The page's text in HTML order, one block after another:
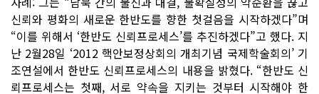
신뢰와 평화의 새로운 한반도를 향한 첫걸음을 시작하겠다”며
“이를 위해서 ‘한반도 신뢰프로세스’를 추진하겠다”고 했다. 지
난 2월28일 ‘2012 핵안보정상회의 개최기념 국제학술회의’ 기
조연설에서 한반도 신뢰프로세스의 내용을 밝혔다. “한반도 신
뢰프로세스는 첫째, 서로 약속을 지키는 것부터 시작해야 한